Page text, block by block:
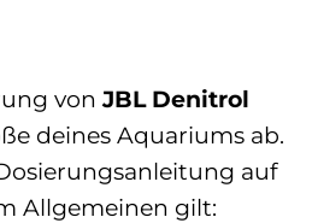
vonJBL Denitrol
deines Aquariums ab.
auf
Allgemeinen gilt: